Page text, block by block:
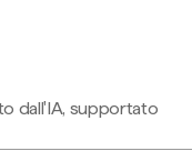
dall'IA, supportato